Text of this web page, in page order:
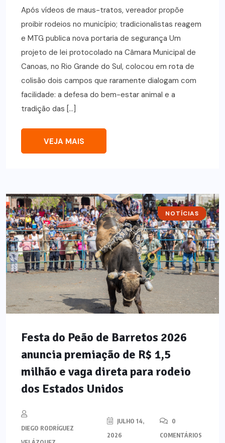
Após vídeos de maus-tratos, vereador propõe
proibir rodeios no município; tradicionalistas reagem
e MTG publica nova portaria de segurança Um
projeto de lei protocolado na Câmara Municipal de
Canoas, no Rio Grande do Sul, colocou em rota de
colisão dois campos que raramente dialogam com
facilidade: a defesa do bem-estar animal e a
tradição das […]
VEJA MAIS
NOTÍCIAS
Festa do Peão de Barretos 2026
anuncia premiação de R$ 1,5
milhão e vaga direta para rodeio
dos Estados Unidos
DIEGO RODRÍGUEZ
JULHO 14,
2026
0
COMENTÁRIOS